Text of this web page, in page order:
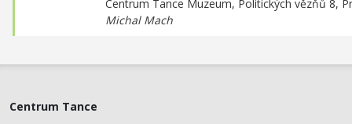
Centrum Tance Muzeum, Politických vězňů 8,
Michal Mach
Centrum Tance